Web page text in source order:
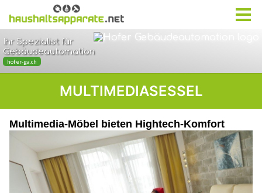
MULTIMEDIASESSEL
Multimedia-Möbel bieten Hightech-Komfort